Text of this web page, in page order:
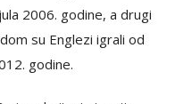
2006. godine, a drugi
su Englezi igrali od
godine.